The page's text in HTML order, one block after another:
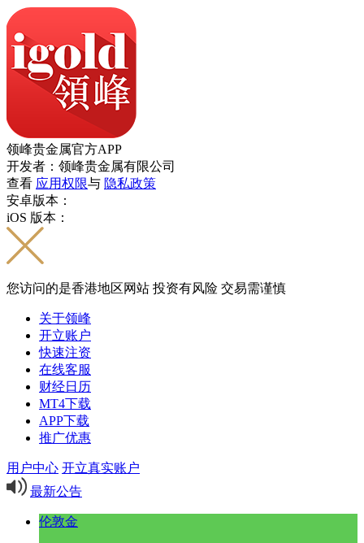
领峰贵金属官方APP
开发者：领峰贵金属有限公司
查看 应用权限与 隐私政策
安卓版本：
iOS 版本：
您访问的是香港地区网站 投资有风险 交易需谨慎
关于领峰
开立账户
快速注资
在线客服
财经日历
MT4下载
APP下载
推广优惠
用户中心 开立真实账户
最新公告
伦敦金